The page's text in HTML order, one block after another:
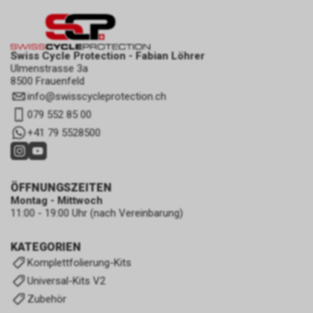
Swiss Cycle Protection - Fabian Löhrer
Ulmenstrasse 3a
8500 Frauenfeld
info@swisscycleprotection.ch
079 552 85 00
+41 79 5528500
KATEGORIEN
Komplettfolierung-Kits
Universal-Kits V2
Zubehör
ÖFFNUNGSZEITEN
Montag - Mittwoch
11:00 - 19:00 Uhr (nach Vereinbarung)